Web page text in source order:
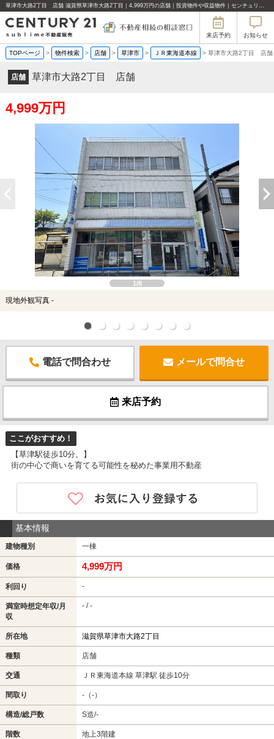
草津市大路2丁目 店舗 滋賀県草津市大路2丁目｜4,999万円の店舗｜投資物件や収益物件｜センチュリー21sublime不動産販売
来店予約 お知らせ
TOPページ > 物件検索 > 店舗 > 草津市 > ＪＲ東海道本線 > 草津市大路2丁目 店舗
店舗 草津市大路2丁目 店舗
4,999万円
1/8
現地外観写真 -
電話で問合わせ メールで問合せ
来店予約
ここがおすすめ！
【草津駅徒歩10分。】
街の中心で商いを育てる可能性を秘めた事業用不動産
基本情報
建物種別 一棟
価格 4,999万円
利回り -
満室時想定年収/月
収
- / -
所在地 滋賀県草津市大路2丁目
種類 店舗
交通 ＪＲ東海道本線 草津駅 徒歩10分
間取り -（-）
構造/総戸数 S造/-
階数 地上3階建